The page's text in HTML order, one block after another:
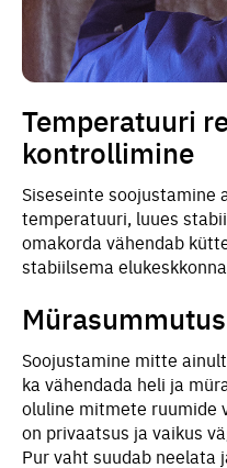
Temperatuuri
kontrollimine
Siseseinte soojustamine
temperatuuri, luues
omakorda vähendab
stabiilsema
Mürasummutus
Soojustamine mitte
ka vähendada heli ja
oluline mitmete ruumide
on privaatsus ja vaikus
Pur vaht suudab neelata